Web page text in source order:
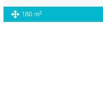
160 m2